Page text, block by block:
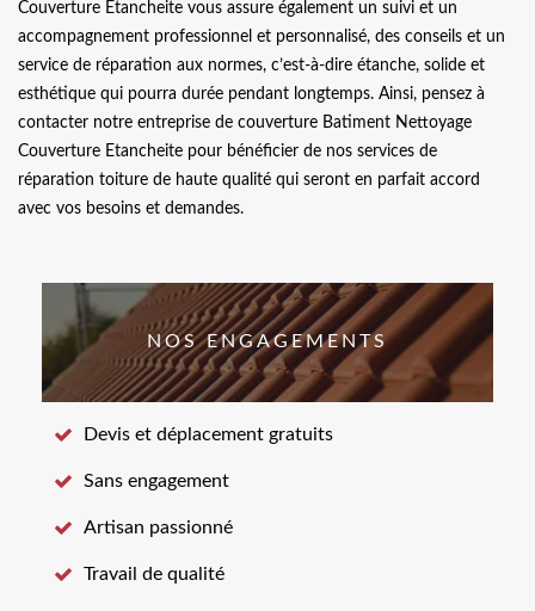
Couverture Etancheite vous assure également un suivi et un
accompagnement professionnel et personnalisé, des conseils et un
service de réparation aux normes, c’est-à-dire étanche, solide et
esthétique qui pourra durée pendant longtemps. Ainsi, pensez à
contacter notre entreprise de couverture Batiment Nettoyage
Couverture Etancheite pour bénéficier de nos services de
réparation toiture de haute qualité qui seront en parfait accord
avec vos besoins et demandes.
NOS ENGAGEMENTS
Devis et déplacement gratuits
Sans engagement
Artisan passionné
Travail de qualité